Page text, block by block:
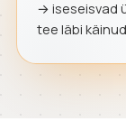
→ iseseisvad
tee läbi